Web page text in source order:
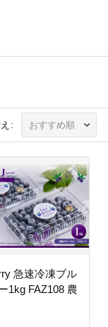
:
急速冷凍ブル
1kg FAZ108 農